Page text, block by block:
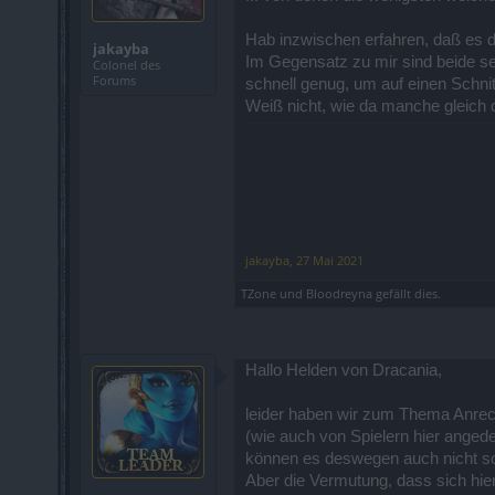
jakayba
Colonel des
Forums
Hab inzwischen erfahren, daß es
Im Gegensatz zu mir sind beide
schnell genug, um auf einen
Weiß nicht, wie da manche gleich
jakayba, 27 Mai 2021
TZone und Bloodreyna gefällt dies.
Hallo Helden von Dracania,
leider haben wir zum Thema
(wie auch von Spielern hier
können es deswegen auch nicht
Aber die Vermutung, dass sich